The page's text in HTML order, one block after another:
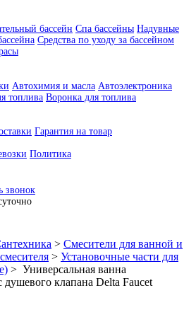
бассейн Спа бассейны Надувные
Средства по уходу за бассейном
Автохимия и масла Автоэлектроника
топлива Воронка для топлива
Гарантия на товар
Политика
звонок
> Смесители для ванной и
> Установочные части для
> Универсальная ванна
клапана Delta Faucet